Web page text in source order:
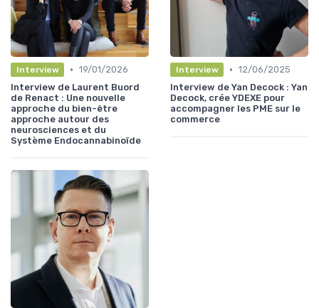
Interview • 19/01/2026
Interview de Laurent Buord
de Renact : Une nouvelle
approche du bien-être
approche autour des
neurosciences et du
Système Endocannabinoïde
Interview • 12/06/2025
Interview de Yan Decock : Yan
Decock, crée YDEXE pour
accompagner les PME sur le
commerce